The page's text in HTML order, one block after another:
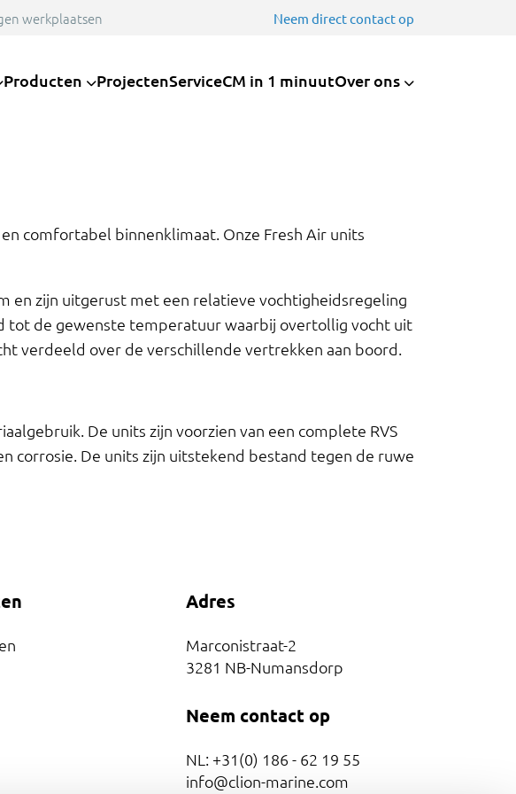
werkplaatsen Neem direct contact op
Producten ProjectenServiceCM in 1 minuutOver ons
comfortabel binnenklimaat. Onze Fresh Air units
en zijn uitgerust met een relatieve vochtigheidsregeling
tot de gewenste temperatuur waarbij overtollig vocht uit
verdeeld over de verschillende vertrekken aan boord.
De units zijn voorzien van een complete RVS
corrosie. De units zijn uitstekend bestand tegen de ruwe
Adres
Marconistraat-2
3281 NB-Numansdorp
Neem contact op
NL: +31(0) 186 - 62 19 55
info@clion-marine.com